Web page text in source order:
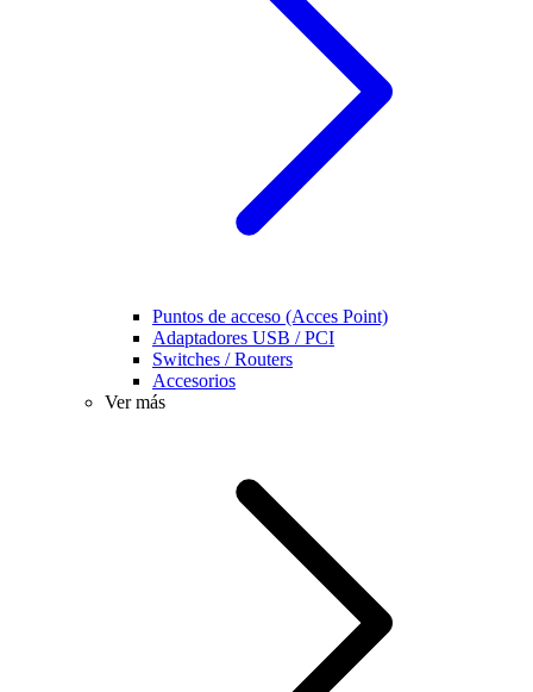
Puntos de acceso (Acces Point)
Adaptadores USB / PCI
Switches / Routers
Accesorios
Ver más